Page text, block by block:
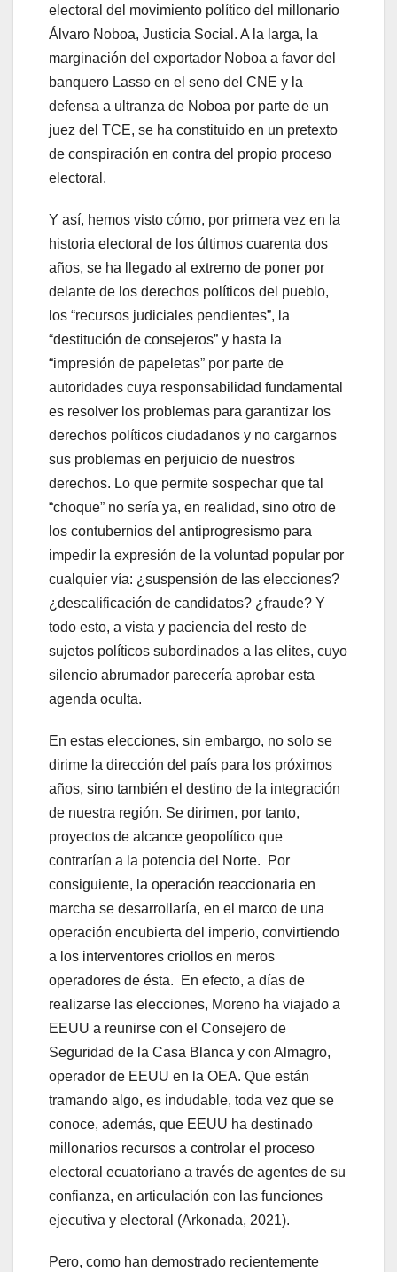
electoral del movimiento político del millonario
Álvaro Noboa, Justicia Social. A la larga, la
marginación del exportador Noboa a favor del
banquero Lasso en el seno del CNE y la
defensa a ultranza de Noboa por parte de un
juez del TCE, se ha constituido en un pretexto
de conspiración en contra del propio proceso
electoral.
Y así, hemos visto cómo, por primera vez en la
historia electoral de los últimos cuarenta dos
años, se ha llegado al extremo de poner por
delante de los derechos políticos del pueblo,
los “recursos judiciales pendientes”, la
“destitución de consejeros” y hasta la
“impresión de papeletas” por parte de
autoridades cuya responsabilidad fundamental
es resolver los problemas para garantizar los
derechos políticos ciudadanos y no cargarnos
sus problemas en perjuicio de nuestros
derechos. Lo que permite sospechar que tal
“choque” no sería ya, en realidad, sino otro de
los contubernios del antiprogresismo para
impedir la expresión de la voluntad popular por
cualquier vía: ¿suspensión de las elecciones?
¿descalificación de candidatos? ¿fraude? Y
todo esto, a vista y paciencia del resto de
sujetos políticos subordinados a las elites, cuyo
silencio abrumador parecería aprobar esta
agenda oculta.
En estas elecciones, sin embargo, no solo se
dirime la dirección del país para los próximos
años, sino también el destino de la integración
de nuestra región. Se dirimen, por tanto,
proyectos de alcance geopolítico que
contrarían a la potencia del Norte. Por
consiguiente, la operación reaccionaria en
marcha se desarrollaría, en el marco de una
operación encubierta del imperio, convirtiendo
a los interventores criollos en meros
operadores de ésta. En efecto, a días de
realizarse las elecciones, Moreno ha viajado a
EEUU a reunirse con el Consejero de
Seguridad de la Casa Blanca y con Almagro,
operador de EEUU en la OEA. Que están
tramando algo, es indudable, toda vez que se
conoce, además, que EEUU ha destinado
millonarios recursos a controlar el proceso
electoral ecuatoriano a través de agentes de su
confianza, en articulación con las funciones
ejecutiva y electoral (Arkonada, 2021).
Pero, como han demostrado recientemente